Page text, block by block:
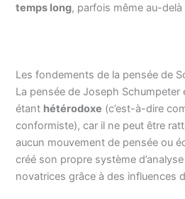
temps long, parfois même au-
Les fondements de la pensée de
La pensée de Joseph
étant hétérodoxe (c’est-à-dire
conformiste), car il ne peut être
aucun mouvement de pensée ou
créé son propre système
novatrices grâce à des influences